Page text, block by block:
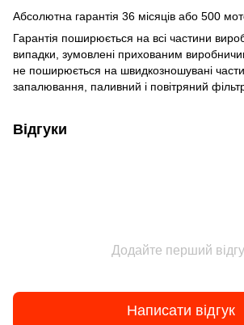
Абсолютна гарантія 36 місяців або 500
Гарантія поширюється на всі частини
випадки, зумовлені прихованим
не поширюється на швидкозношувані
запалювання, паливний і повітряний
Відгуки
Додайте перший
Написати відгук